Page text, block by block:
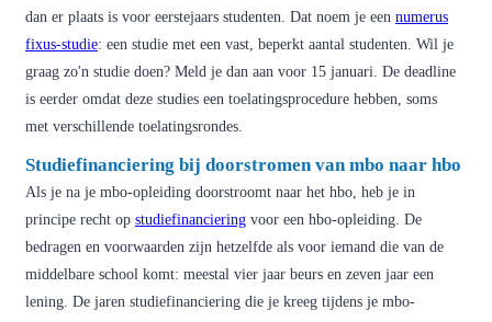
dan er plaats is voor eerstejaars studenten. Dat noem je een numerus
fixus-studie: een studie met een vast, beperkt aantal studenten. Wil je
graag zo'n studie doen? Meld je dan aan voor 15 januari. De deadline
is eerder omdat deze studies een toelatingsprocedure hebben, soms
met verschillende toelatingsrondes.
Studiefinanciering bij doorstromen van mbo naar hbo
Als je na je mbo-opleiding doorstroomt naar het hbo, heb je in
principe recht op studiefinanciering voor een hbo-opleiding. De
bedragen en voorwaarden zijn hetzelfde als voor iemand die van de
middelbare school komt: meestal vier jaar beurs en zeven jaar een
lening. De jaren studiefinanciering die je kreeg tijdens je mbo-